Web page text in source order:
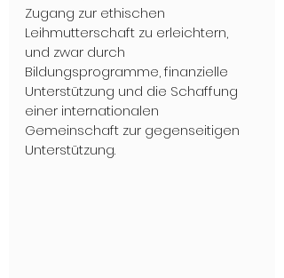
Zugang zur ethischen
Leihmutterschaft zu erleichtern,
und zwar durch
Bildungsprogramme, finanzielle
Unterstützung und die Schaffung
einer internationalen
Gemeinschaft zur gegenseitigen
Unterstützung.